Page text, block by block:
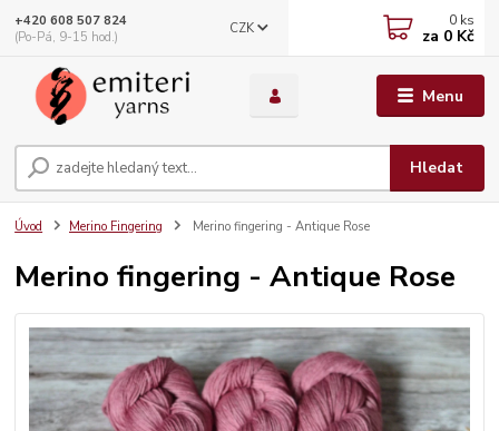
Menu
CZK
Hledat
+420 608 507 824
(Po-Pá, 9-15 hod.)
0 ks
za 0 Kč
Úvod Merino Fingering Merino fingering - Antique Rose
Merino fingering - Antique Rose